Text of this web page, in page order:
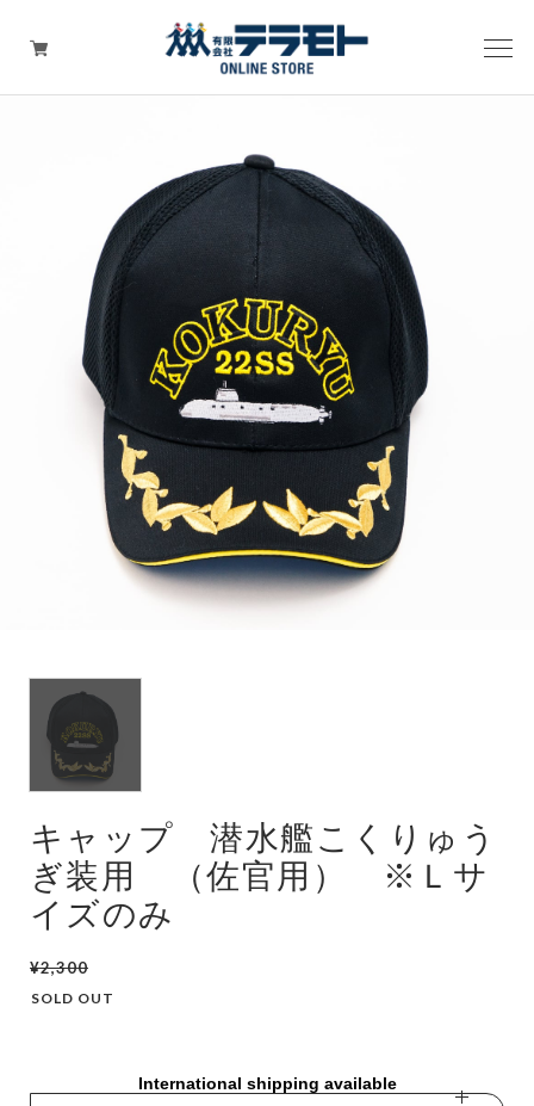
ピックアップアイテム
Tシャツ・ウェア
キャップ（帽子）
ZIPPO
ワッペン
その他グッズ（バッグ・タオル・ストラップ・
マスク等）
潜水艦
キャップ 潜水艦こくりゅう
ぎ装用 （佐官用） ※Ｌサ
イズのみ
¥2,300
SOLD OUT
International shipping available